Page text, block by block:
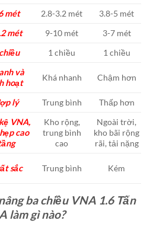
mét 2.8-3.2 mét
3.8-5 mét
mét 9-10 mét
3-7 mét
1 chiều 1 chiều
và
hoạt
Khá nhanh Chậm hơn
lý Trung bình Thấp hơn
VNA,
cao
Kho rộng,
trung bình
cao
Ngoài trời,
kho bãi rộng
rãi, tải nặng
sắc Trung bình Kém
ba chiều VNA 1.6 Tấn
làm gì nào?